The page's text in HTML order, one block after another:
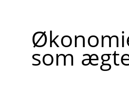
som